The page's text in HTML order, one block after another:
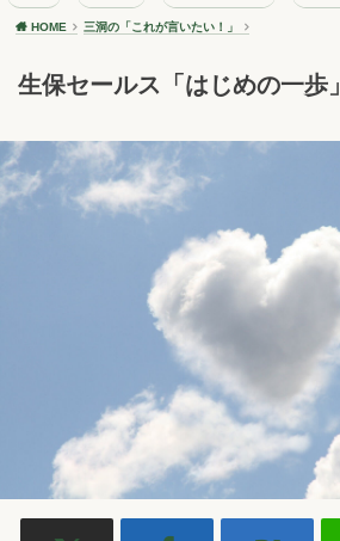
HOME 三洞の「これが言いたい！」
生保セールス「はじめの一歩」